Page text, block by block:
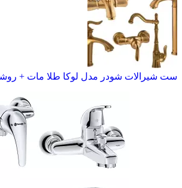
ست شیرالات شودر مدل لوکا طلا مات +